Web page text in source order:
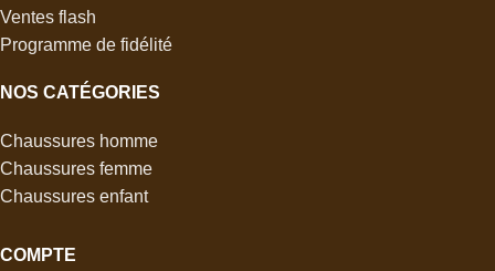
Ventes flash
Programme de fidélité
NOS CATÉGORIES
Chaussures homme
Chaussures femme
Chaussures enfant
COMPTE